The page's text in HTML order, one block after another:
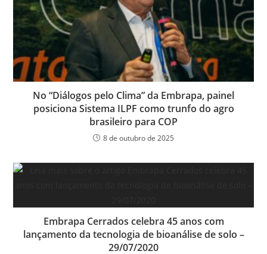
No “Diálogos pelo Clima” da Embrapa, painel
posiciona Sistema ILPF como trunfo do agro
brasileiro para COP
8 de outubro de 2025
Embrapa Cerrados celebra 45 anos com
lançamento da tecnologia de bioanálise de solo –
29/07/2020